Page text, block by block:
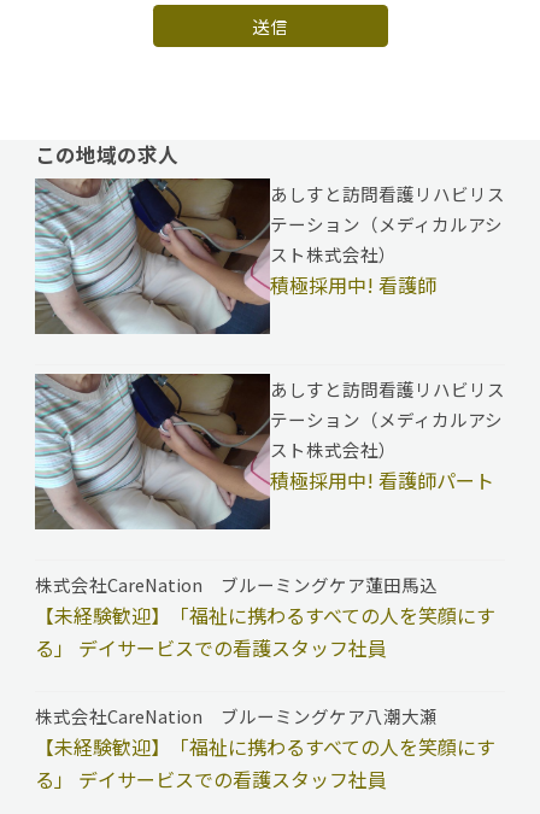
送信
この地域の求人
あしすと訪問看護リハビリス
テーション（メディカルアシ
スト株式会社）
積極採用中! 看護師
あしすと訪問看護リハビリス
テーション（メディカルアシ
スト株式会社）
積極採用中! 看護師パート
株式会社CareNation ブルーミングケア蓮田馬込
【未経験歓迎】「福祉に携わるすべての人を笑顔にす
る」 デイサービスでの看護スタッフ社員
株式会社CareNation ブルーミングケア八潮大瀬
【未経験歓迎】「福祉に携わるすべての人を笑顔にす
る」 デイサービスでの看護スタッフ社員